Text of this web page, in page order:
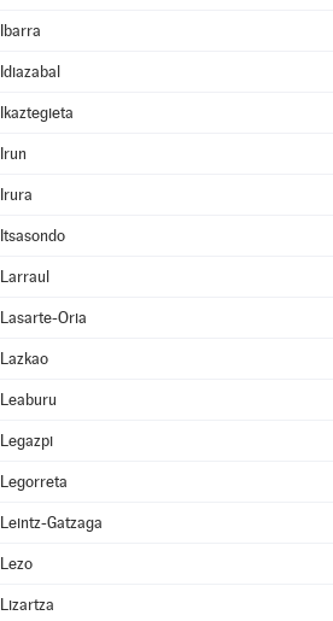
Ibarra
Idiazabal
Ikaztegieta
Irun
Irura
Itsasondo
Larraul
Lasarte-Oria
Lazkao
Leaburu
Legazpi
Legorreta
Leintz-Gatzaga
Lezo
Lizartza